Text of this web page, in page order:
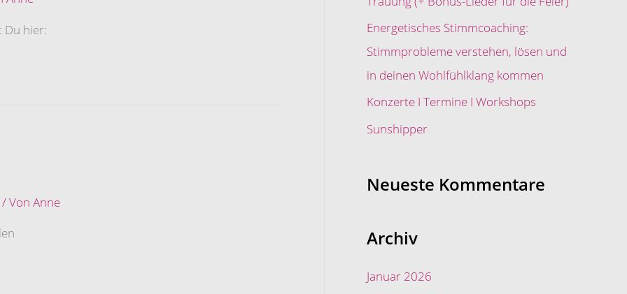
Du hier:
/ Von Anne
c
h
:
Energetisches Stimmcoaching:
Stimmprobleme verstehen, lösen und
in deinen Wohlfühlklang kommen
Konzerte I Termine I Workshops
Sunshipper
Neueste Kommentare
Archiv
Januar 2026